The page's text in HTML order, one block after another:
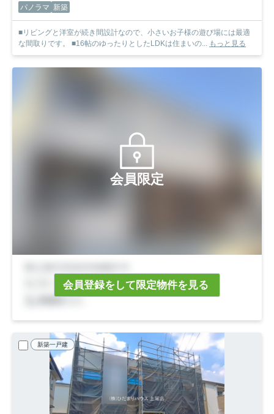
パノラマ 新築
■リビングと洋室が続き間設計なので、小さいお子様の遊び場には最適
な間取りです。 ■16帖のゆったりとしたLDKは住まいの...
もっと見る
会員限定
会員登録をして限定物件を見る
新築一戸建